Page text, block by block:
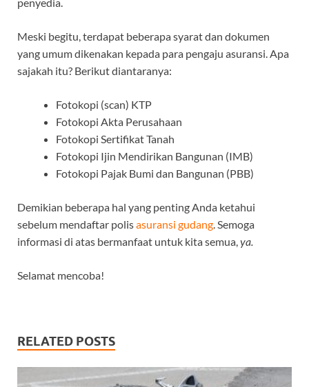
Meski begitu, terdapat beberapa syarat dan dokumen
yang umum dikenakan kepada para pengaju asuransi. Apa
sajakah itu? Berikut diantaranya:
Fotokopi (scan) KTP
Fotokopi Akta Perusahaan
Fotokopi Sertifikat Tanah
Fotokopi Ijin Mendirikan Bangunan (IMB)
Fotokopi Pajak Bumi dan Bangunan (PBB)
Demikian beberapa hal yang penting Anda ketahui
sebelum mendaftar polisasuransi gudang . Semoga
informasi di atas bermanfaat untuk kita semua, ya.
Selamat mencoba!
RELATED POSTS